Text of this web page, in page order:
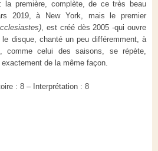
la première, complète, de ce très beau
2019, à New York, mais le premier
, est créé dès 2005 -qui ouvre
disque, chanté un peu différemment, à
comme celui des saisons, se répète,
de la même façon.
: 8 – Interprétation : 8